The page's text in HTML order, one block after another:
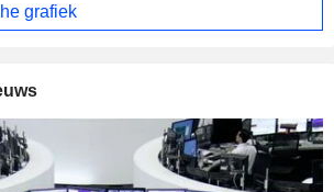
grafiek